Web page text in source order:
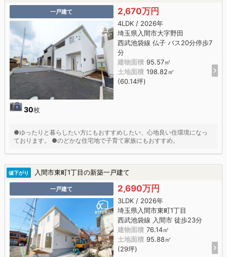
一戸建て
30枚
2,670万円
4LDK / 2026年
埼玉県入間市大字野田
西武池袋線 仏子 バス20分停歩7
分
建物面積 95.57㎡
土地面積 198.82㎡
(60.14坪)
●ゆったりと暮らしたい方にもおすすめしたい、心地良い住環境になっ
ております。 ●のどかな住宅地で子育て家族にもおすすめ。
値下がり 入間市東町1丁目の新築一戸建て
一戸建て 2,690万円
3LDK / 2026年
埼玉県入間市東町1丁目
西武池袋線 入間市 徒歩23分
建物面積 76.14㎡
土地面積 95.88㎡
(29坪)